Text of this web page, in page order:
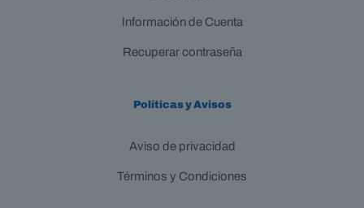
Información de Cuenta
Recuperar contraseña
Políticas y Avisos
Aviso de privacidad
Términos y Condiciones